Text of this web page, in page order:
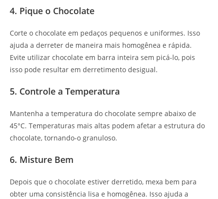
4. Pique o Chocolate
Corte o chocolate em pedaços pequenos e uniformes. Isso
ajuda a derreter de maneira mais homogênea e rápida.
Evite utilizar chocolate em barra inteira sem picá-lo, pois
isso pode resultar em derretimento desigual.
5. Controle a Temperatura
Mantenha a temperatura do chocolate sempre abaixo de
45°C. Temperaturas mais altas podem afetar a estrutura do
chocolate, tornando-o granuloso.
6. Misture Bem
Depois que o chocolate estiver derretido, mexa bem para
obter uma consistência lisa e homogênea. Isso ajuda a